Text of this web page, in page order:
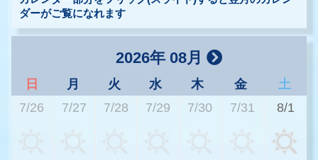
ダーがご覧になれます
2026年 08月
日 月 火 水 木 金
土
7/26
7/27 7/28 7/29 7/30 7/31 8/1